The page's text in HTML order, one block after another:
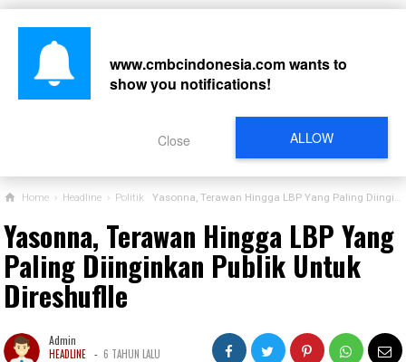
Home › Headline › Politik Yasonna, Terawan Hingga LBP Yang Paling Diinginkan Publik Untuk Direshuflle
Yasonna, Terawan Hingga LBP Yang
Paling Diinginkan Publik Untuk
Direshuflle
Admin
HEADLINE - 6 TAHUN LALU
www.cmbcindonesia.comwants to
show you notifications!
ALLOW
Close